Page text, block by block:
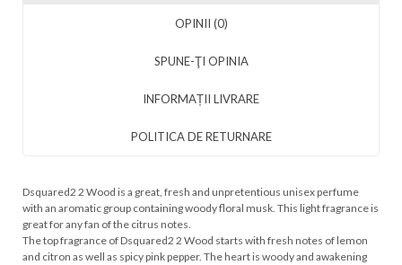
OPINII (0)
SPUNE-ŢI OPINIA
INFORMAȚII LIVRARE
POLITICA DE RETURNARE
Dsquared2 2 Wood is a great, fresh and unpretentious unisex perfume
with an aromatic group containing woody floral musk. This light fragrance is
great for any fan of the citrus notes.
The top fragrance of Dsquared2 2 Wood starts with fresh notes of lemon
and citron as well as spicy pink pepper. The heart is woody and awakening